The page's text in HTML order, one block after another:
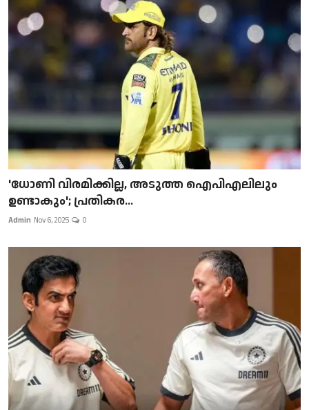
'ധോണി വിരമിക്കില്ല, അടുത്ത ഐപിഎലിലും
ഉണ്ടാകും'; പ്രതികര...
Admin Nov 6, 2025 0